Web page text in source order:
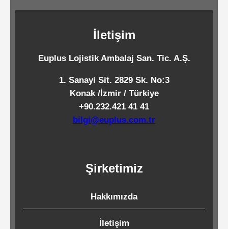
Pipetler
Ürünleri
Temizlik
Kimyasalları
Kağıtları
Endüstriyel
Temizlik
İletişim
Euplus Lojistik Ambalaj San. Tic. A.Ş.
1. Sanayi Sit. 2829 Sk. No:3
Konak /İzmir / Türkiye
+90.232.421 41 41
bilgi@euplus.com.tr
Şirketimiz
Hakkımızda
İletişim